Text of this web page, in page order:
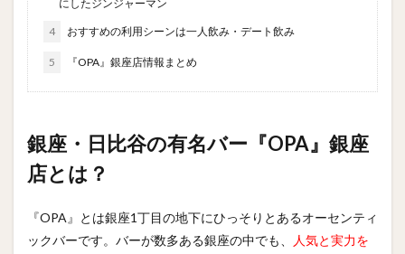
にしたジンジャーマン
4 おすすめの利用シーンは一人飲み・デート飲み
5 『OPA』銀座店情報まとめ
銀座・日比谷の有名バー『OPA』銀座
店とは？
『OPA』とは銀座1丁目の地下にひっそりとあるオーセンティ
ックバーです。バーが数多ある銀座の中でも、
人気と実力を